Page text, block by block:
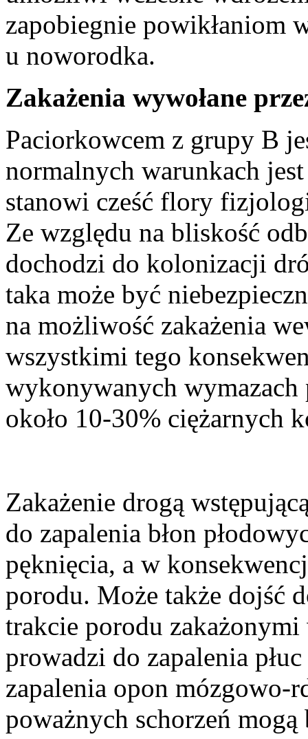
zapobiegnie powikłaniom
u noworodka.
Zakażenia wywołane
Paciorkowcem z grupy B
normalnych warunkach
stanowi cześć flory
Ze względu na bliskość
dochodzi do kolonizacji
taka może być
na możliwość zakażenia
wszystkimi tego
wykonywanych
około 10-30% ciężarnych
Zakażenie drogą
do zapalenia błon
pęknięcia, a w
porodu. Może także dojść
trakcie porodu
prowadzi do zapalenia
zapalenia opon
poważnych schorzeń